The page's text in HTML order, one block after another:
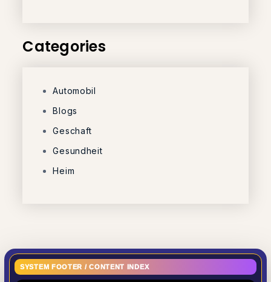
Categories
Automobil
Blogs
Geschaft
Gesundheit
Heim
SYSTEM FOOTER / CONTENT INDEX